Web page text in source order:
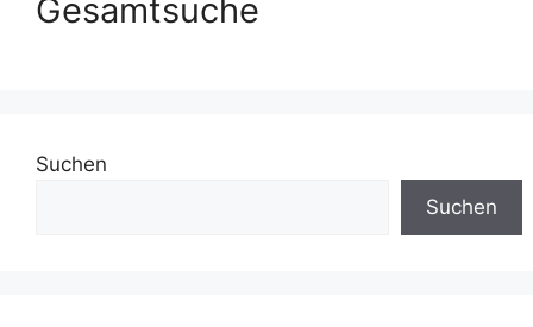
Gesamtsuche
Suchen
Suchen